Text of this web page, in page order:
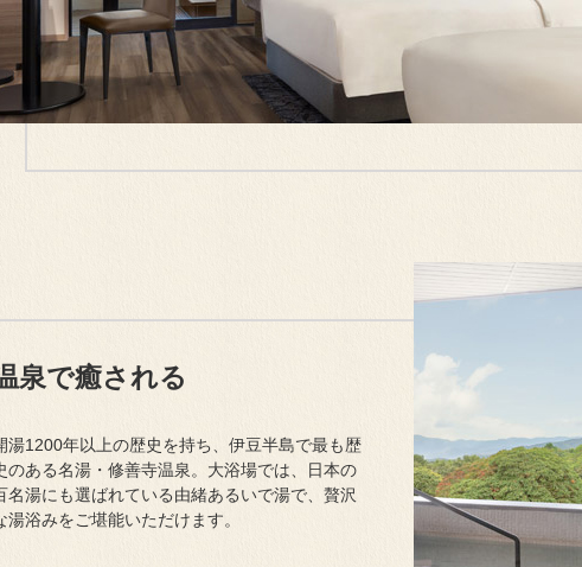
泉で癒される
湯1200年以上の歴史を持ち、伊豆半島で最も歴
のある名湯・修善寺温泉。大浴場では、日本の
名湯にも選ばれている由緒あるいで湯で、贅沢
湯浴みをご堪能いただけます。